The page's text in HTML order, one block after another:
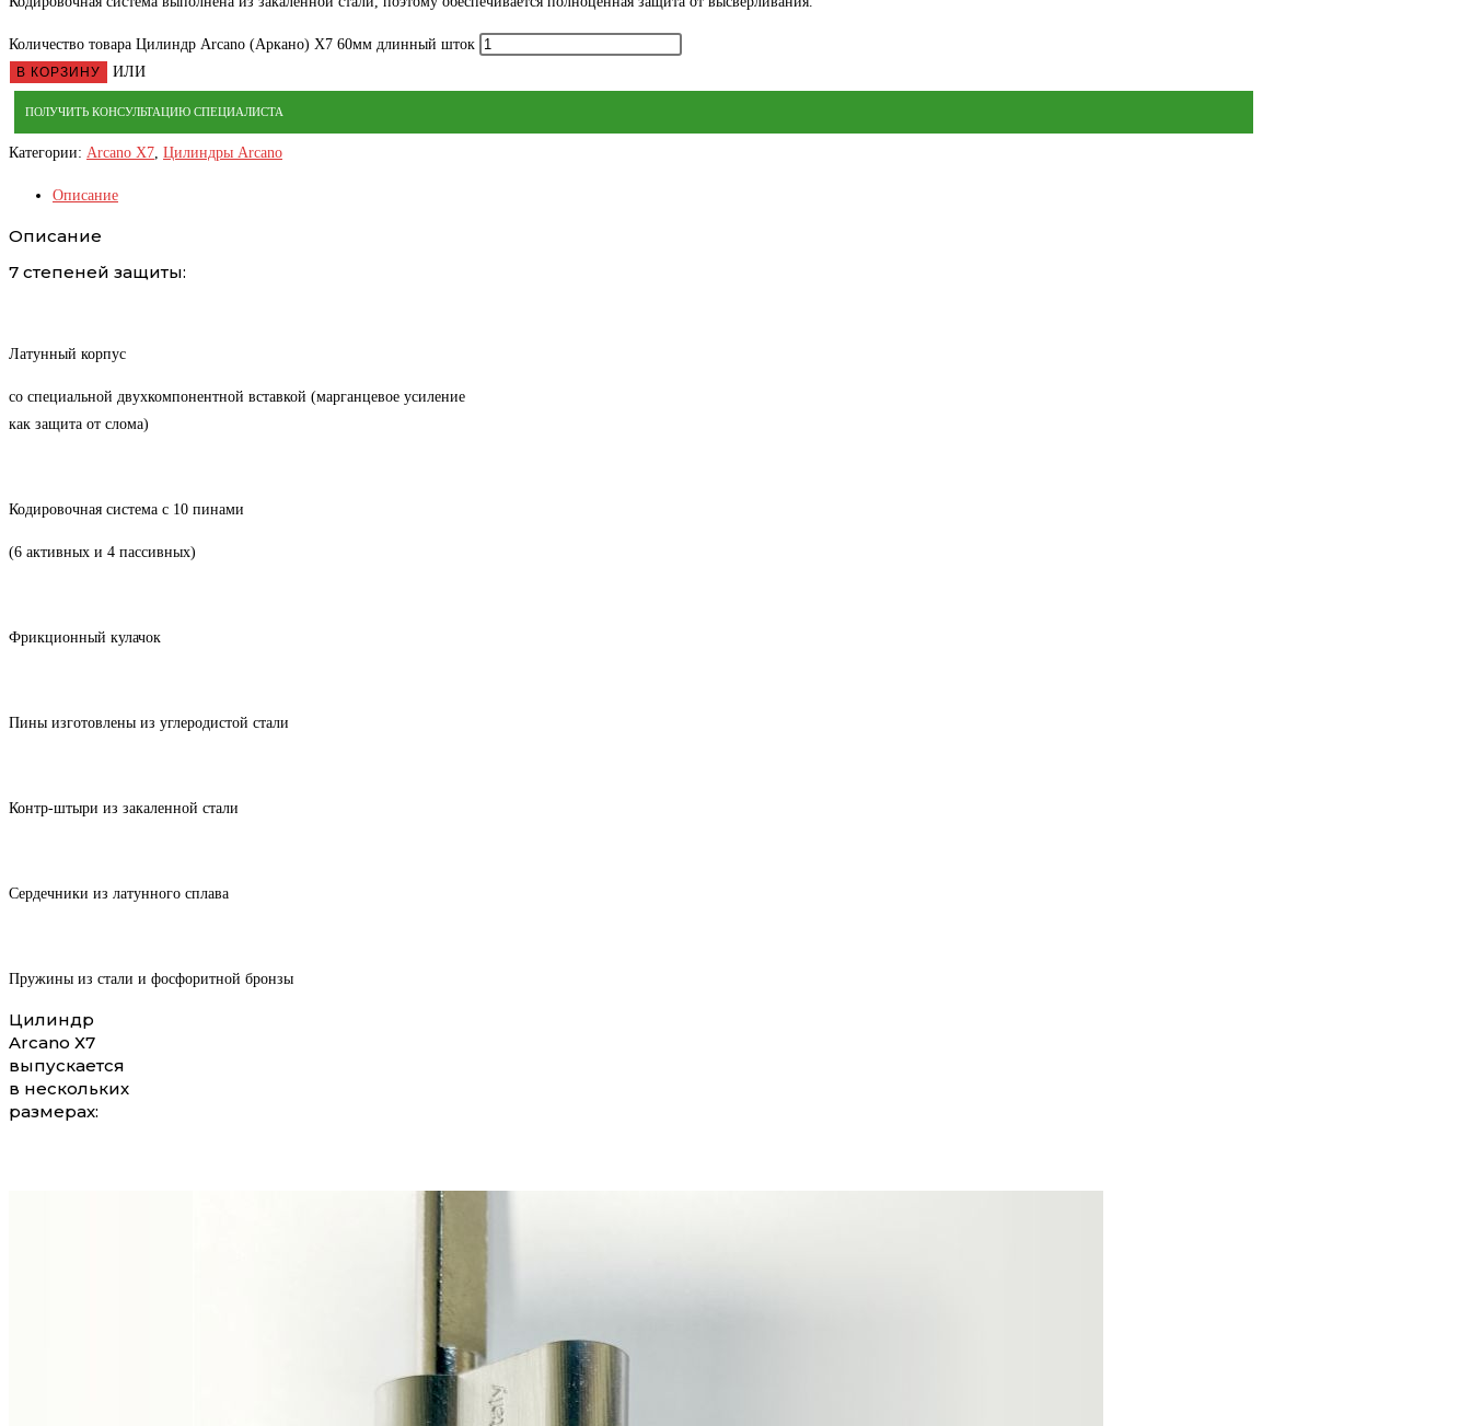
Количество товара Цилиндр Arcano (Аркано) Х7 60мм длинный шток
В КОРЗИНУ ИЛИ
ПОЛУЧИТЬ КОНСУЛЬТАЦИЮ СПЕЦИАЛИСТА
Категории: Arcano X7 Цилиндры Arcano
Описание
Описание
7 степеней защиты:
Латунный корпус
со специальной двухкомпонентной вставкой (марганцевое усиление
как защита от слома)
Кодировочная система с 10 пинами
(6 активных и 4 пассивных)
Фрикционный кулачок
Пины изготовлены из углеродистой стали
Контр-штыри из закаленной стали
Сердечники из латунного сплава
Пружины из стали и фосфоритной бронзы
Цилиндр
Arcano Х7
выпускается
в нескольких
размерах: